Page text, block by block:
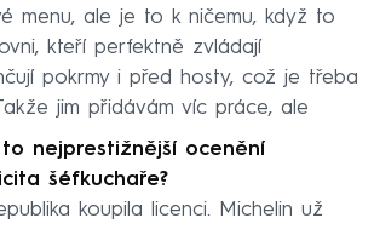
menu, ale je to k ničemu, když to
kteří perfektně zvládají
pokrmy i před hosty, což je třeba
jim přidávám víc práce, ale
nejprestižnější ocenění
šéfkuchaře?
koupila licenci. Michelin už